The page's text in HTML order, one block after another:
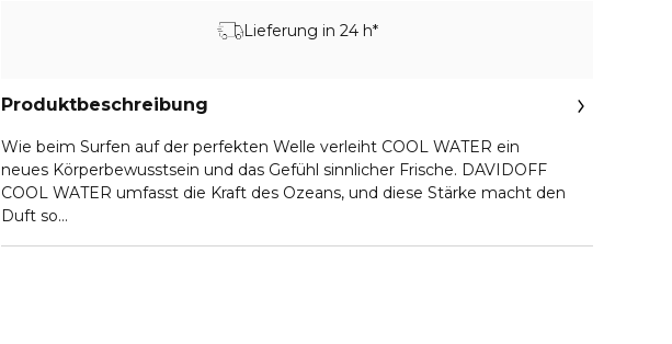
Lieferung in 24 h*
Produktbeschreibung
Wie beim Surfen auf der perfekten Welle verleiht COOL WATER ein
neues Körperbewusstsein und das Gefühl sinnlicher Frische. DAVIDOFF
COOL WATER umfasst die Kraft des Ozeans, und diese Stärke macht den
Duft so